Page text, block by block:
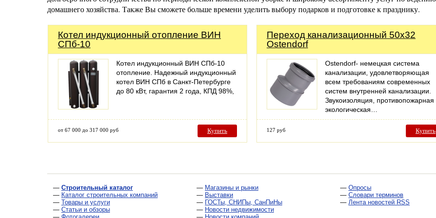
домашнего хозяйства. Также Вы сможете больше времени уделить выбору подарков и подготовке к празднику.
Котел индукционный отопление ВИН
СПб-10
Котел индукционный ВИН СПб-10
отопление. Надежный индукционный
котел ВИН СПб в Санкт-Петербурге
до 80 кВт, гарантия 2 года, КПД 98%,
от 67 000 до 317 000 руб Купить
Переход канализационный 50х32
Ostendorf
Ostendorf- немецкая система
канализации, удовлетворяющая
всем требованиям современных
систем внутренней канализации.
Звукоизоляция, противопожарная
экологическая…
127 руб Купить
— Строительный каталог
— Каталог строительных компаний
— Товары и услуги
— Статьи и обзоры
— Магазины и рынки
— Выставки
— ГОСТы, СНИПы, СанПиНы
— Новости недвижимости
— Опросы
— Словари терминов
— Лента новостей RSS